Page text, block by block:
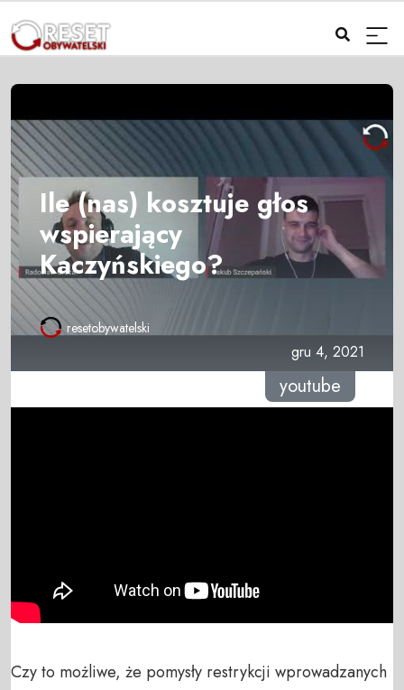
Ile (nas) kosztuje głos
wspierający
Kaczyńskiego?
resetobywatelski
gru 4, 2021
youtube
Czy to możliwe, że pomysły restrykcji wprowadzanych